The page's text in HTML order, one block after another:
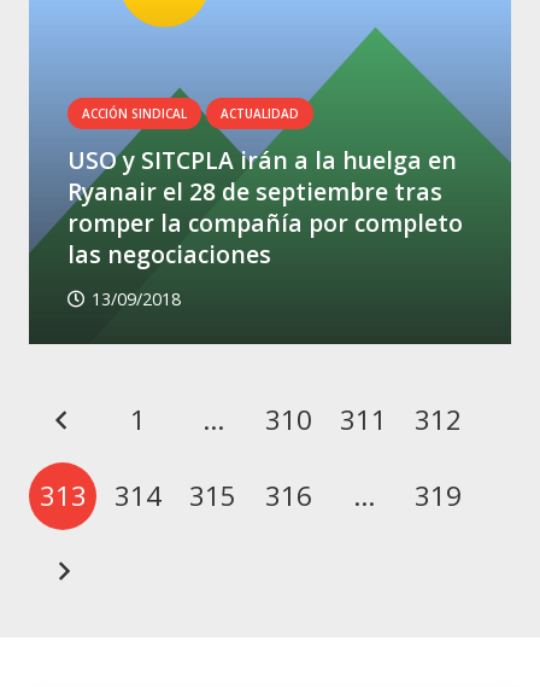
ACCIÓN SINDICAL ACTUALIDAD
USO y SITCPLA irán a la huelga en
Ryanair el 28 de septiembre tras
romper la compañía por completo
las negociaciones
13/09/2018
1 … 310 311 312
313 314 315 316 … 319